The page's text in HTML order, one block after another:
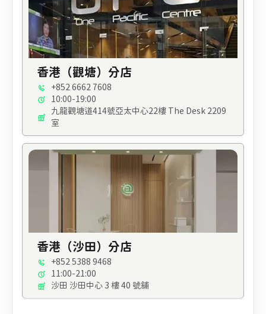
香港（觀塘）分店
+852 6662 7608
10:00-19:00
九龍觀塘道414號亞太中心22樓 The Desk 2209
室
香港（沙田）分店
+852 5388 9468
11:00-21:00
沙田 沙田中心 3 樓 40 號舖